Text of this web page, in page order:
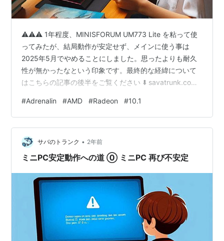
⚠️⚠️⚠️ 1年程度、MINISFORUM UM773 Lite を粘って使
ってみたが、結局動作が安定せず、メインに使う事は
2025年5月でやめることにしました。思ったよりも耐久
性が無かったなという印象です。最終的な経緯について
はこちらの記事の後半をご覧ください ⬇️ savatrunk.com
RX グラフィックスカード" を使っている方だけに関係す
る記事です。 AMD Radeonシリーズのグラフィックドラ
イバー＆ユーティリティソフト "AMD Software:
Adrenalin Edition" は、2…
#Adrenalin #AMD #Radeon #10.1
サバのトランク • 2年前
ミニPC安定動作への道 ⓪ ミニPC 再び不安定